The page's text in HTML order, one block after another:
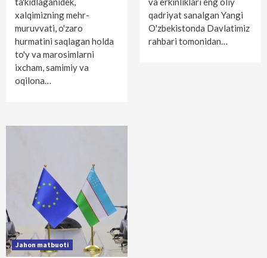
xalqimizning mehr-
muruvvati, o'zaro
hurmatini saqlagan holda
to'y va marosimlarni
ixcham, samimiy va
oqilona…
qadriyat sanalgan Yangi
O'zbekistonda Davlatimiz
rahbari tomonidan…
Jahon matbuoti